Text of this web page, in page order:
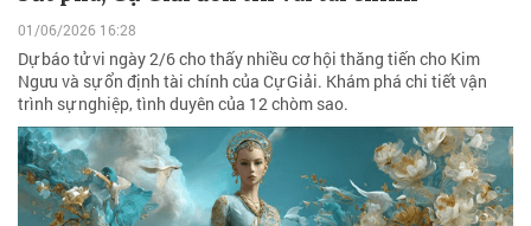
01/06/2026 16:28
Dự báo tử vi ngày 2/6 cho thấy nhiều cơ hội thăng tiến cho Kim
Ngưu và sự ổn định tài chính của Cự Giải. Khám phá chi tiết vận
trình sự nghiệp, tình duyên của 12 chòm sao.